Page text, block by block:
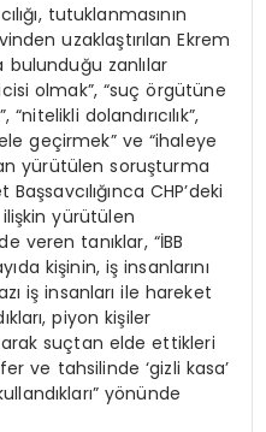
tutuklanmasının
uzaklaştırılan Ekrem
bulunduğu zanlılar
olmak”, “suç örgütüne
dolandırıcılık”,
geçirmek” ve “ihaleye
yürütülen soruşturma
CHP’deki
yürütülen
veren tanıklar, “İBB
kişinin, iş insanlarını
iş insanları ile hareket
piyon kişiler
suçtan elde ettikleri
ve tahsilinde ‘gizli kasa’
yönünde